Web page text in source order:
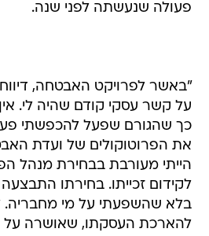
פעולה שנעשתה לפני שנה.
"באשר לפרויקט האבטחה,
על קשר עסקי קודם שהיה לי.
כך שהגורם שפעל להכפשתי
את הפרוטוקולים של ועדת
הייתי מעורבת בבחירת מנהל
לקידום זכייתו. בחירתו
בלא שהשפעתי על מי מחבריה.
להארכת העסקתו, שאושרה על